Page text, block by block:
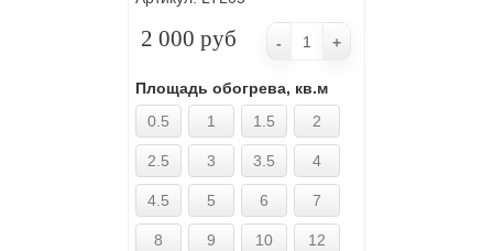
2 000 руб
Площадь обогрева, кв.м
0.5
1 1.5 2
2.5 3 3.5 4
4.5 5 6 7
8 9 10 12
- +